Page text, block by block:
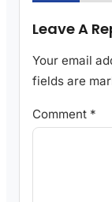
Leave A
Your email
fields are
Comment *